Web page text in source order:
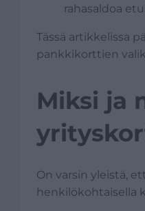
rahasaldoa
Tässä artikkelissa
pankkikorttien
Miksi ja
On varsin yleistä,
henkilökohtaisella